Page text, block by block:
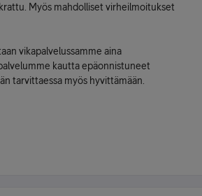
Myös mahdolliset virheilmoitukset
vikapalvelussamme aina
kautta epäonnistuneet
tarvittaessa myös hyvittämään.